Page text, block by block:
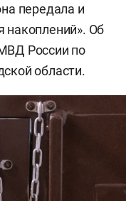
передала и
накоплений». Об
России по
области.